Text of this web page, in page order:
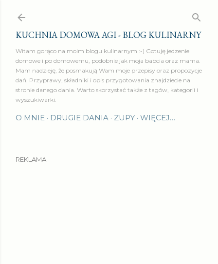
KUCHNIA DOMOWA AGI - BLOG KULINARNY
Witam gorąco na moim blogu kulinarnym :-) Gotuję jedzenie
domowe i po domowemu, podobnie jak moja babcia oraz mama.
Mam nadzieję, że posmakują Wam moje przepisy oraz propozycje
dań. Przyprawy, składniki i opis przygotowania znajdziecie na
stronie danego dania. Warto skorzystać także z tagów, kategorii i
wyszukiwarki.
O MNIE DRUGIE DANIA ZUPY WIĘCEJ…
REKLAMA